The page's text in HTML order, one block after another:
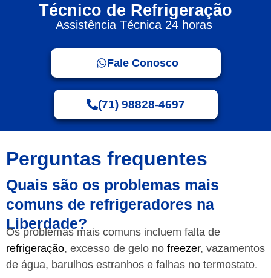
Técnico de Refrigeração
Assistência Técnica 24 horas
Fale Conosco
(71) 98828-4697
Perguntas frequentes
Quais são os problemas mais
comuns de refrigeradores na
Liberdade?
Os problemas mais comuns incluem falta de
refrigeração, excesso de gelo no freezer, vazamentos
de água, barulhos estranhos e falhas no termostato.